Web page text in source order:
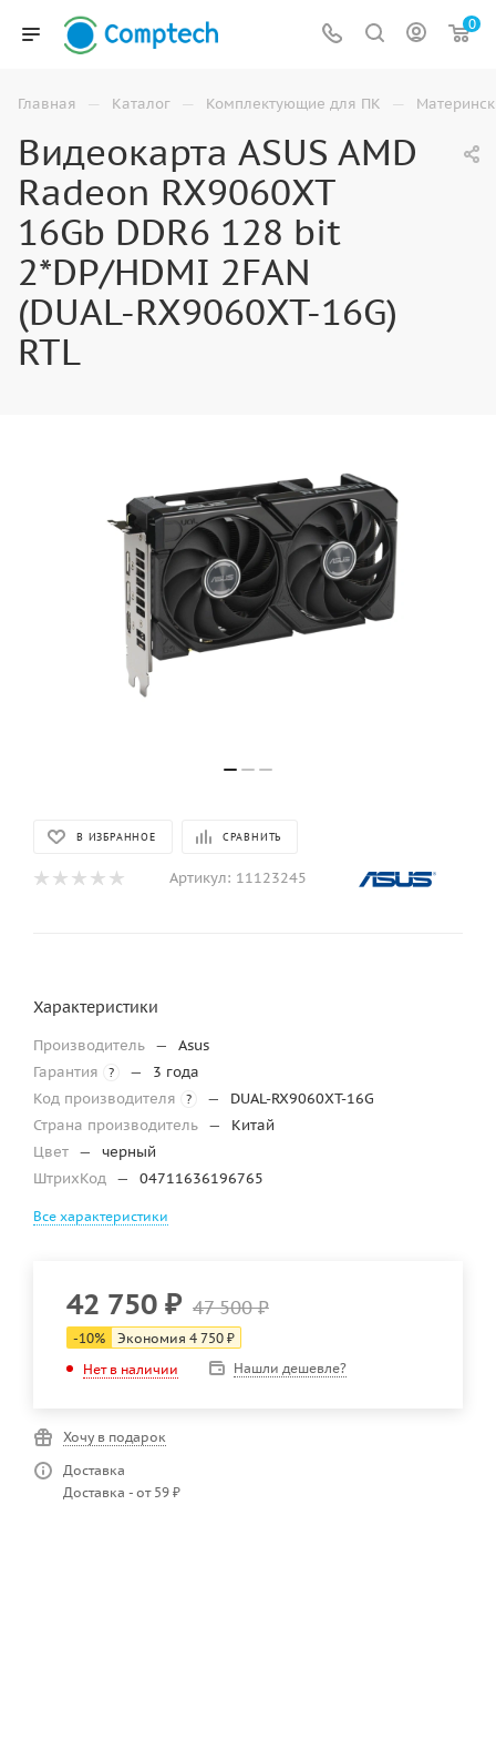
0
Главная — Каталог — Комплектующие для ПК —
Видеокарта ASUS AMD
Radeon RX9060XT
16Gb DDR6 128 bit
2*DP/HDMI 2FAN
(DUAL-RX9060XT-16G)
RTL
В ИЗБРАННОЕ СРАВНИТЬ
Артикул: 11123245
Характеристики
Производитель —
Asus
Гарантия
? —
3 года
Код производителя
? —
DUAL-RX9060XT-16G
Страна производитель —
Китай
Цвет —
черный
ШтрихКод — 04711636196765
Все характеристики
42 750 ₽ 47 500₽
-10% Экономия 4 750 ₽
Нет в наличии
Нашли дешевле?
Хочу в подарок
Доставка
Доставка - от 59 ₽